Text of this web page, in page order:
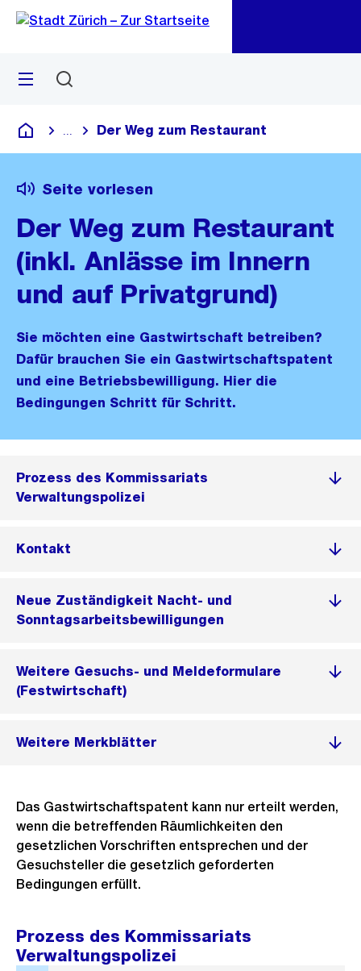
Navigation
Sprunglink
Menü
Deutsch
Blende alle Breadcrumbs ein
Der Weg zum Restaurant
Seite vorlesen
Der Weg zum Restaurant
(inkl. Anlässe im Innern
und auf Privatgrund)
Sie möchten eine Gastwirtschaft betreiben?
Dafür brauchen Sie ein Gastwirtschaftspatent
und eine Betriebsbewilligung. Hier die
Bedingungen Schritt für Schritt.
Prozess des Kommissariats
Verwaltungspolizei
Kontakt
Neue Zuständigkeit Nacht- und
Sonntagsarbeitsbewilligungen
Weitere Gesuchs- und Meldeformulare
(Festwirtschaft)
Weitere Merkblätter
Das Gastwirtschaftspatent kann nur erteilt werden,
wenn die betreffenden Räumlichkeiten den
gesetzlichen Vorschriften entsprechen und der
Gesuchsteller die gesetzlich geforderten
Bedingungen erfüllt.
Prozess des Kommissariats
Verwaltungspolizei